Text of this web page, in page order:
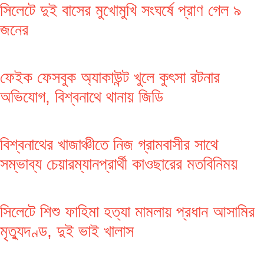
সিলেটে দুই বাসের মুখোমুখি সংঘর্ষে প্রাণ গেল ৯
জনের
ফেইক ফেসবুক অ্যাকাউন্ট খুলে কুৎসা রটনার
অভিযোগ, বিশ্বনাথে থানায় জিডি
বিশ্বনাথের খাজাঞ্চীতে নিজ গ্রামবাসীর সাথে
সম্ভাব্য চেয়ারম্যানপ্রার্থী কাওছারের মতবিনিময়
সিলেটে শিশু ফাহিমা হত্যা মামলায় প্রধান আসামির
মৃত্যুদণ্ড, দুই ভাই খালাস